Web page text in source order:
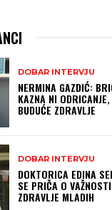
DOBAR INTERVJU
NERMINA GAZDIĆ:
KAZNA NI
BUDUĆE ZDRAVLJE
DOBAR INTERVJU
DOKTORICA EDINA
SE PRIČA O
ZDRAVLJE MLADIH